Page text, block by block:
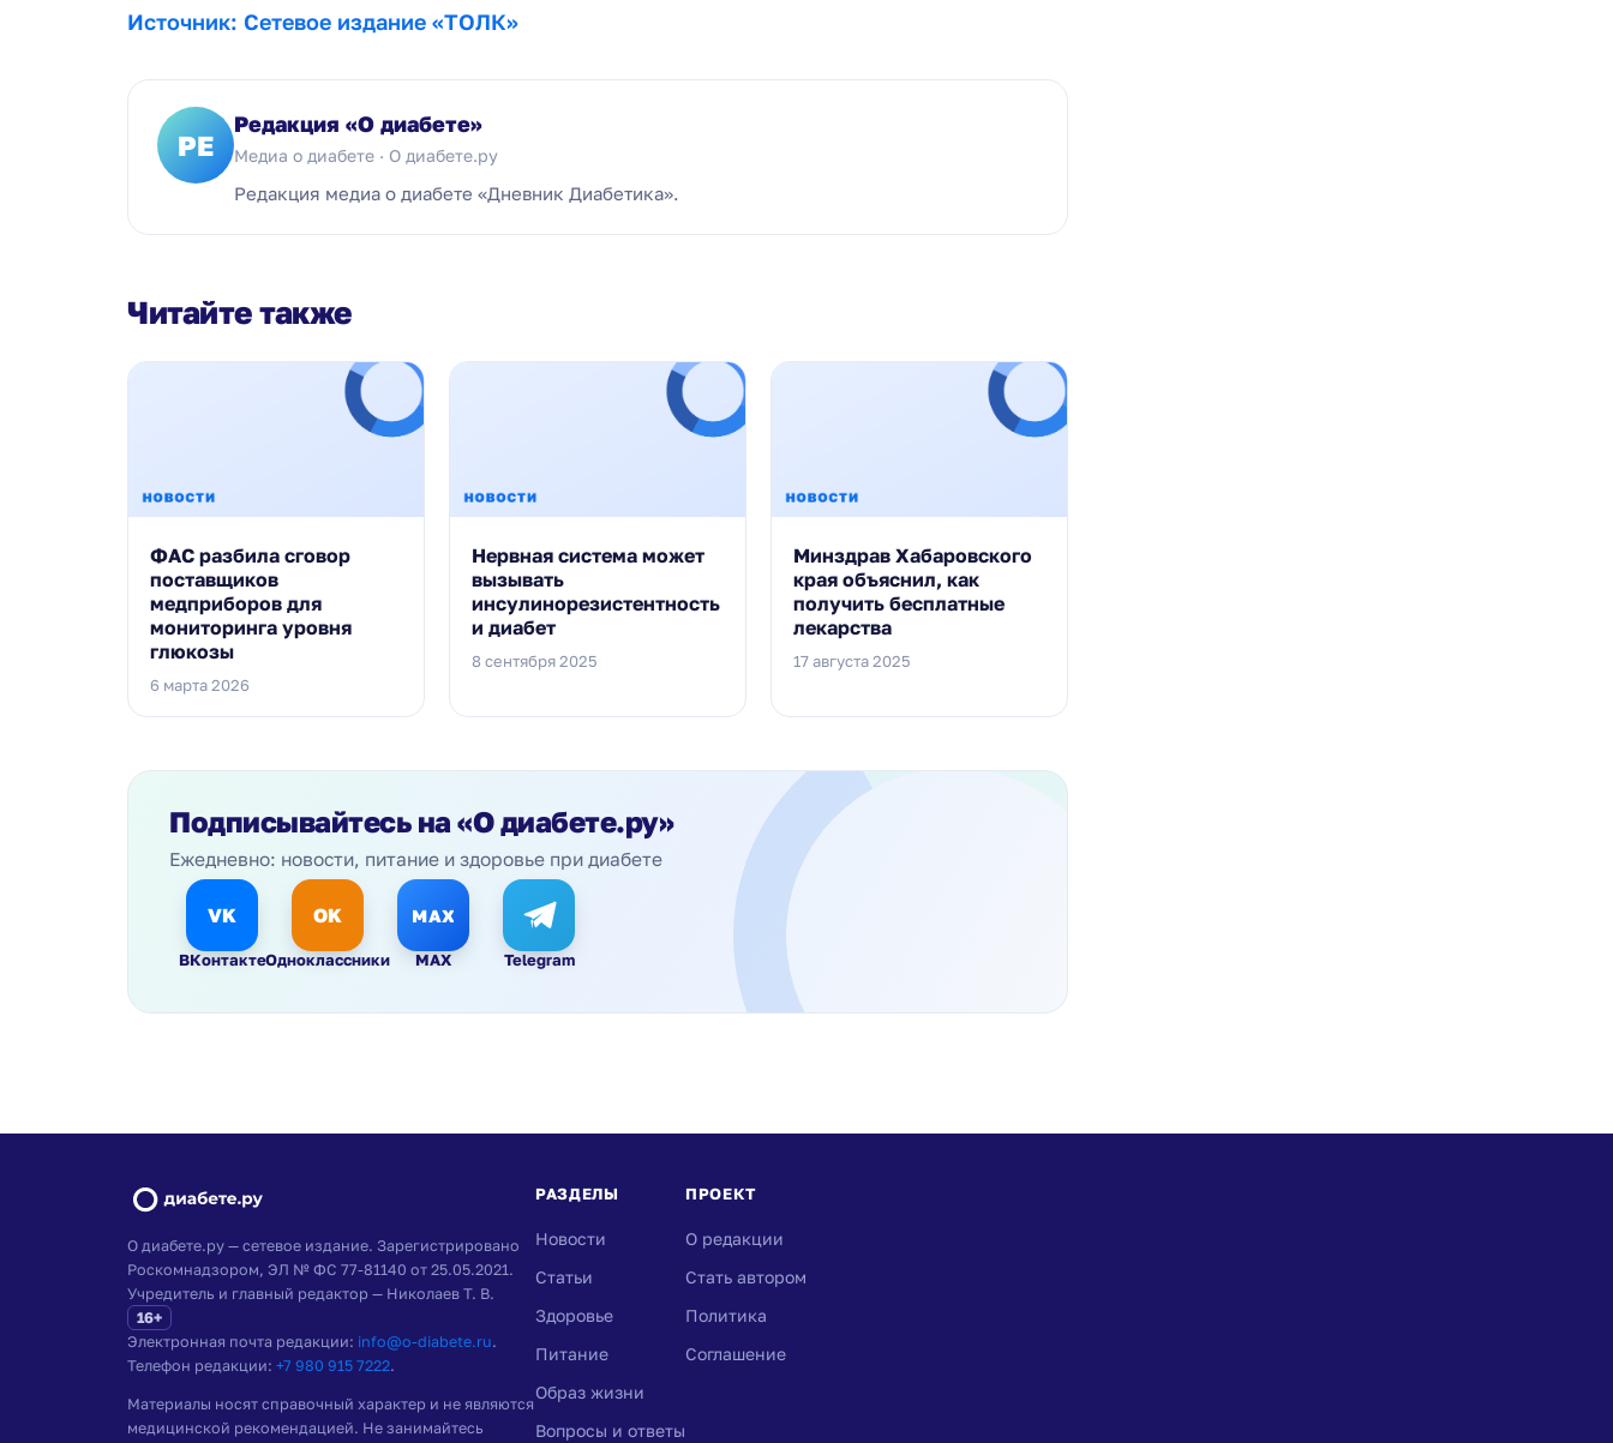
Источник: Сетевое издание «ТОЛК»
РЕ
Редакция «О диабете»
Медиа о диабете · О диабете.ру
Редакция медиа о диабете «Дневник Диабетика».
Читайте также
ФАС разбила сговор
поставщиков
медприборов для
мониторинга уровня
глюкозы
6 марта 2026
Нервная система может
вызывать
инсулинорезистентность
и диабет
8 сентября 2025
Минздрав Хабаровского
края объяснил, как
получить бесплатные
лекарства
17 августа 2025
Подписывайтесь на «О диабете.ру»
Ежедневно: новости, питание и здоровье при диабете
VK
ВКонтакте
OK
Одноклассники
MAX
MAX Telegram
О диабете.ру — сетевое издание. Зарегистрировано
Роскомнадзором, ЭЛ № ФС 77-81140 от 25.05.2021.
Учредитель и главный редактор — Николаев Т. В.
16+
Электронная почта редакции: info@o-diabete.ru.
Телефон редакции: +7 980 915 7222.
Материалы носят справочный характер и не являются
медицинской рекомендацией. Не занимайтесь
РАЗДЕЛЫ
Новости
Статьи
Здоровье
Питание
Образ жизни
Вопросы и ответы
ПРОЕКТ
О редакции
Стать автором
Политика
Соглашение